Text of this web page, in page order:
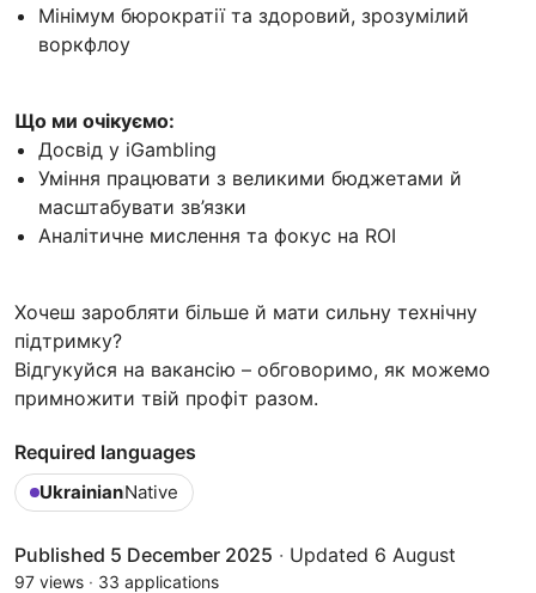
Мінімум бюрократії та здоровий, зрозумілий
воркфлоу
Що ми очікуємо:
Досвід у iGambling
Уміння працювати з великими бюджетами й
масштабувати зв’язки
Аналітичне мислення та фокус на ROI
Хочеш заробляти більше й мати сильну технічну
підтримку?
Відгукуйся на вакансію – обговоримо, як можемо
примножити твій профіт разом.
Required languages
UkrainianNative
Published 5 December 2025 · Updated 6 August
97 views · 33 applications